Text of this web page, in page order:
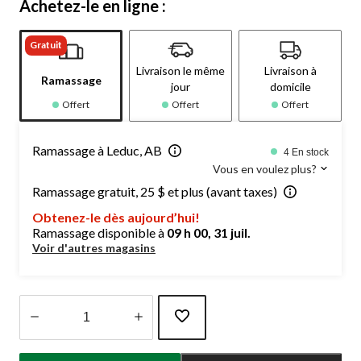
Achetez-le en ligne :
Gratuit
Ramassage
Offert
Livraison le même
jour
Offert
Livraison à
domicile
Offert
Ramassage à Leduc, AB 4 En stock
Vous en voulez plus?
Ramassage gratuit, 25 $ et plus (avant taxes)
Obtenez-le dès aujourd’hui!
Ramassage disponible à 09 h 00, 31 juil.
Voir d'autres magasins